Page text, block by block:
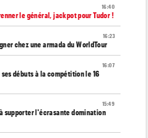
16:40
le général, jackpot pour Tudor !
16:23
chez une armada du WorldTour
16:07
débuts à la compétition le 16
15:49
supporter l'écrasante domination